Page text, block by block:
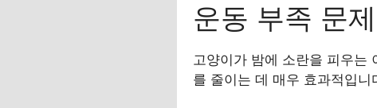
운동 부족 문
고양이가 밤에 소란을 피우는
를 줄이는 데 매우 효과적입니